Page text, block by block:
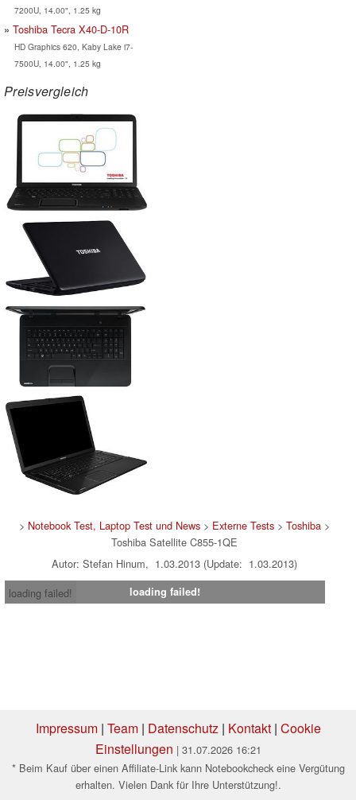
7200U, 14.00", 1.25 kg
Toshiba Tecra X40-D-10R
HD Graphics 620, Kaby Lake i7-
7500U, 14.00", 1.25 kg
Preisvergleich
> Notebook Test, Laptop Test und News> Externe Tests> Toshiba>
Toshiba Satellite C855-1QE
Autor: Stefan Hinum, 1.03.2013 (Update: 1.03.2013)
loading failed!
loading failed!
Impressum| Team| Datenschutz| Kontakt| Cookie
Einstellungen | 31.07.2026 16:21
* Beim Kauf über einen Affiliate-Link kann Notebookcheck eine Vergütung
erhalten. Vielen Dank für Ihre Unterstützung!.